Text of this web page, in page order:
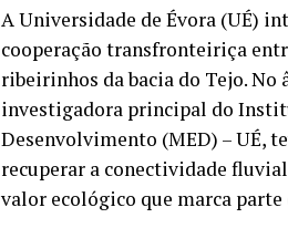
A Universidade de Évora (UÉ)
cooperação transfronteiriça
ribeirinhos da bacia do Tejo.
investigadora principal do
Desenvolvimento (MED) – UÉ,
recuperar a conectividade
valor ecológico que marca